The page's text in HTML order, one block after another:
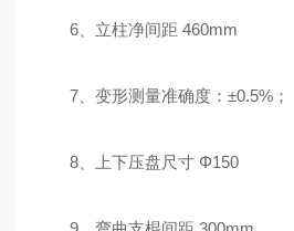
6、立柱净间距 460mm
7、变形测量准确度：±0.5%；
8、上下压盘尺寸 Φ150